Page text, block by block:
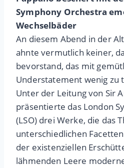
Symphony Orchestra
Wechselbäder
An diesem Abend in der
ahnte vermutlich keiner,
bevorstand, das mit
Understatement wenig zu
Unter der Leitung von Sir
präsentierte das London
(LSO) drei Werke, die das
unterschiedlichen
der existenziellen
lähmenden Leere